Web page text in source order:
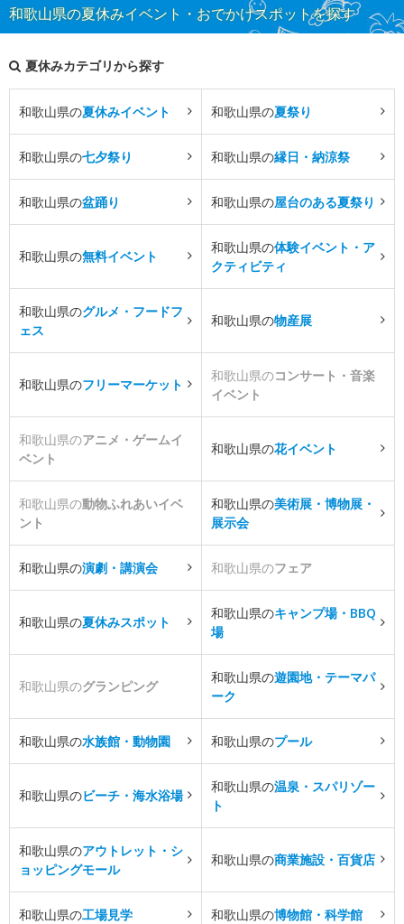
和歌山県の夏休みイベント・おでかけスポットを探す
夏休みカテゴリから探す
和歌山県の夏休みイベント 和歌山県の夏祭り
和歌山県の七夕祭り 和歌山県の縁日・納涼祭
和歌山県の盆踊り 和歌山県の屋台のある夏祭り
和歌山県の無料イベント
和歌山県の体験イベント・ア
クティビティ
和歌山県のグルメ・フードフ
ェス
和歌山県の物産展
和歌山県のフリーマーケット
和歌山県のコンサート・音楽
イベント
和歌山県のアニメ・ゲームイ
ベント
和歌山県の花イベント
和歌山県の動物ふれあいイベ
ント
和歌山県の美術展・博物展・
展示会
和歌山県の演劇・講演会 和歌山県のフェア
和歌山県の夏休みスポット
和歌山県のキャンプ場・BBQ
場
和歌山県のグランピング
和歌山県の遊園地・テーマパ
ーク
和歌山県の水族館・動物園 和歌山県のプール
和歌山県のビーチ・海水浴場
和歌山県の温泉・スパリゾー
ト
和歌山県のアウトレット・シ
ョッピングモール
和歌山県の商業施設・百貨店
和歌山県の工場見学 和歌山県の博物館・科学館